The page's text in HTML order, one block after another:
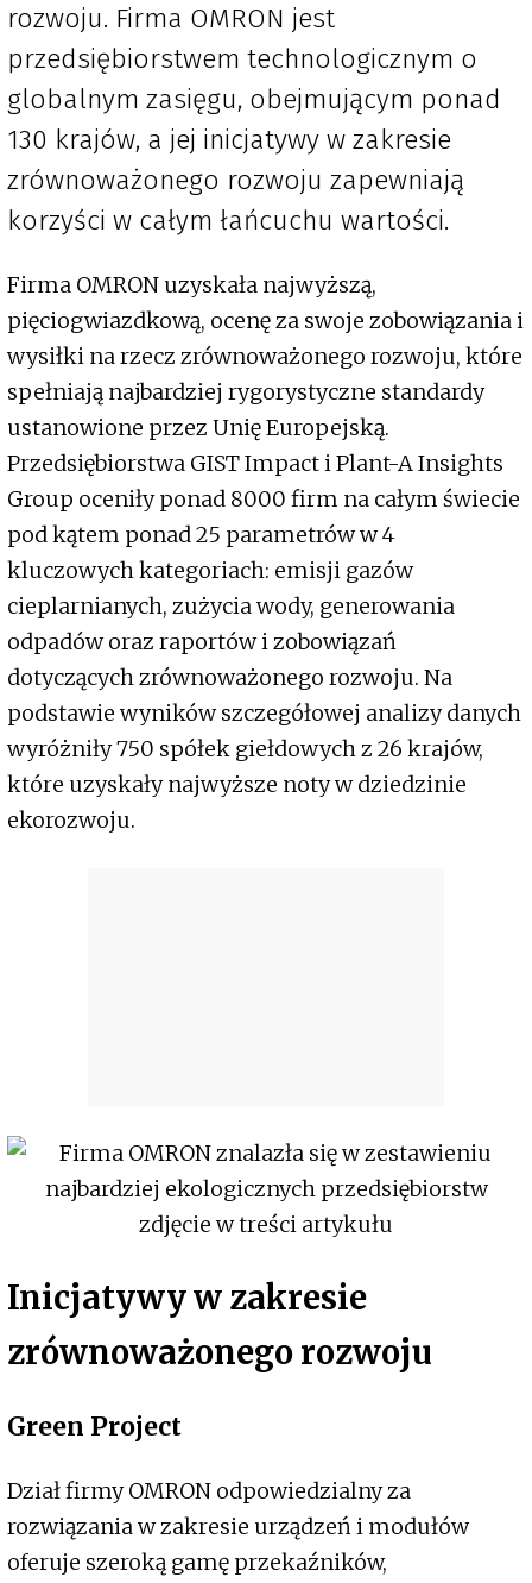
rozwoju. Firma OMRON jest
przedsiębiorstwem technologicznym o
globalnym zasięgu, obejmującym ponad
130 krajów, a jej inicjatywy w zakresie
zrównoważonego rozwoju zapewniają
korzyści w całym łańcuchu wartości.
Firma OMRON uzyskała najwyższą,
pięciogwiazdkową, ocenę za swoje zobowiązania i
wysiłki na rzecz zrównoważonego rozwoju, które
spełniają najbardziej rygorystyczne standardy
ustanowione przez Unię Europejską.
Przedsiębiorstwa GIST Impact i Plant-A Insights
Group oceniły ponad 8000 firm na całym świecie
pod kątem ponad 25 parametrów w 4
kluczowych kategoriach: emisji gazów
cieplarnianych, zużycia wody, generowania
odpadów oraz raportów i zobowiązań
dotyczących zrównoważonego rozwoju. Na
podstawie wyników szczegółowej analizy danych
wyróżniły 750 spółek giełdowych z 26 krajów,
które uzyskały najwyższe noty w dziedzinie
ekorozwoju.
Inicjatywy w zakresie
zrównoważonego rozwoju
Green Project
Dział firmy OMRON odpowiedzialny za
rozwiązania w zakresie urządzeń i modułów
oferuje szeroką gamę przekaźników,